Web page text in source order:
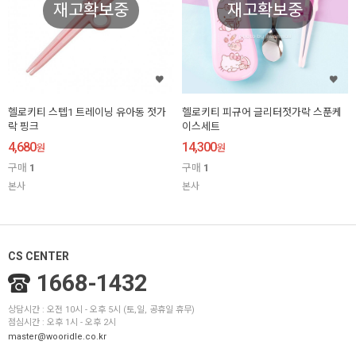
재고확보중
헬로키티 스텝1 트레이닝 유아동 젓가
락 핑크
4,680원
구매 1
본사
재고확보중
헬로키티 피규어 글리터젓가락 스푼케
이스세트
14,300원
구매 1
본사
CS CENTER
1668-1432
상담시간 : 오전 10시 - 오후 5시 (토,일, 공휴일 휴무)
점심시간 : 오후 1시 - 오후 2시
master@wooridle.co.kr